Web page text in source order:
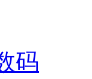
码